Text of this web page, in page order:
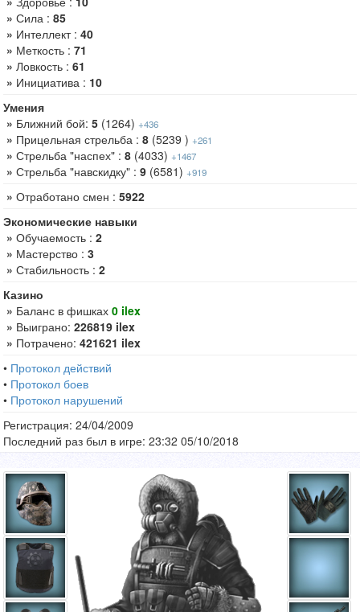
» Сила : 85
» Интеллект : 40
» Меткость : 71
» Ловкость : 61
» Инициатива : 10
Умения
» Ближний бой: 5 (1264) +436
» Прицельная стрельба : 8 (5239 ) +261
» Стрельба "наспех" : 8 (4033) +1467
» Стрельба "навскидку" : 9 (6581) +919
» Отработано смен : 5922
Экономические навыки
» Обучаемость : 2
» Мастерство : 3
» Стабильность : 2
Казино
» Баланс в фишках 0 ilex
» Выиграно: 226819 ilex
» Потрачено: 421621 ilex
• Протокол действий
• Протокол боев
• Протокол нарушений
Регистрация: 24/04/2009
Последний раз был в игре: 23:32 05/10/2018